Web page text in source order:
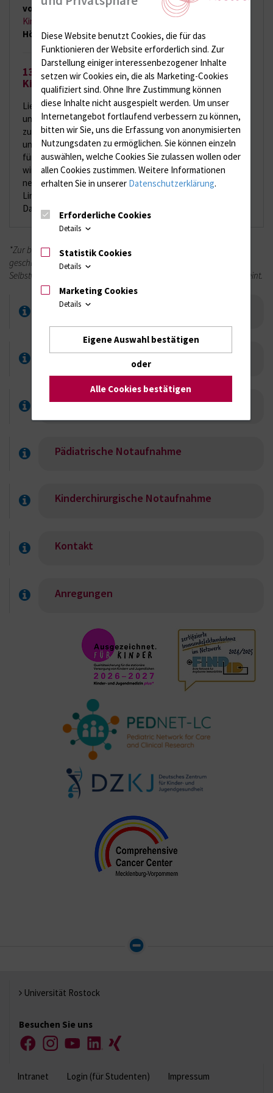
von 14:30 – 17:30Uhr herzlich zum
8.
Kinderschutzsymposium „Kinderschutz im Dialog“
Hörsaal der UKJein. Weitere Informationen finden Sie
13. FACHTAGUNG zur Palliativversorgung von
Kindern und Jugendlichen
Liebe Kolleginnen und Kollegen, das SAPV-Team für Kinder
und Jugendliche "Mike Möwenherz" lädt sehr herzlich ein
zur 13. FACHTAGUNG zur Palliativversorgung von Kindern
und Jugendlichen amSa., 10. Oktober 2026in der Klinik
für Kinderheilkunde und Jugendmedizin. Im Mittelpunkt
wird diesmal die Betreuung von Patienten mit
neuropädiatrischen Diagnosen, insbesondere die
Linderung ihrer Unruhe stehen.
Das Porgramm finden Sie
*Zur besseren Lesbarkeit wird in diesem Text auf eine
geschlechtsneutrale oder gendergerechte Sprache verzichtet.
Selbstverständlich sind stets alle Geschlechter gleichermaßen gemeint.
Kassenärztlicher Notdienst
Kinderschutzgruppe
Leistungsspektrum
Pädiatrische Notaufnahme
Kinderchirurgische Notaufnahme
Kontakt
Anregungen
Universität Rostock
Besuchen Sie uns
FacebookInstagramYouTubeLinkedIn
Xing
Intranet Login (für Studenten) Impressum
Diese Website benutzt Cookies, die für das
Funktionieren der Website erforderlich sind. Zur
Darstellung einiger interessenbezogener Inhalte
setzen wir Cookies ein, die als Marketing-Cookies
qualifiziert sind. Ohne Ihre Zustimmung können
diese Inhalte nicht ausgespielt werden. Um unser
Internetangebot fortlaufend verbessern zu können,
bitten wir Sie, uns die Erfassung von anonymisierten
Nutzungsdaten zu ermöglichen. Sie können einzeln
auswählen, welche Cookies Sie zulassen wollen oder
allen Cookies zustimmen. Weitere Informationen
erhalten Sie in unserer Datenschutzerklärung.
Erforderliche Cookies
Details
Statistik Cookies
Details
Marketing Cookies
Details
Eigene Auswahl bestätigen
oder
Alle Cookies bestätigen